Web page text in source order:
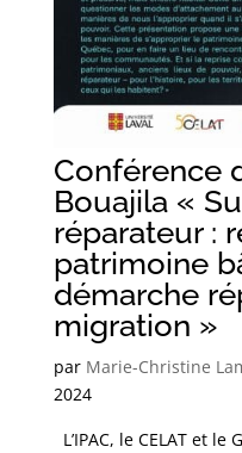
Conférence
Bouajila «
réparateur :
patrimoine
démarche
migration »
par Marie-Christine
2024
L’IPAC, le CELAT et le